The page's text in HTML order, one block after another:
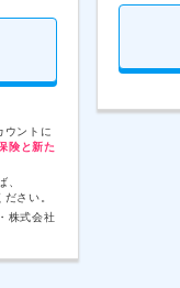
ウントに
険と新た
、
さい。
株式会社